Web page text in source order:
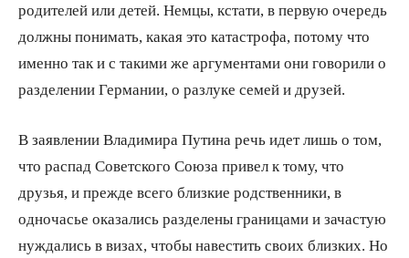
родителей или детей. Немцы, кстати, в первую очередь
должны понимать, какая это катастрофа, потому что
именно так и с такими же аргументами они говорили о
разделении Германии, о разлуке семей и друзей.
В заявлении Владимира Путина речь идет лишь о том,
что распад Советского Союза привел к тому, что
друзья, и прежде всего близкие родственники, в
одночасье оказались разделены границами и зачастую
нуждались в визах, чтобы навестить своих близких. Но